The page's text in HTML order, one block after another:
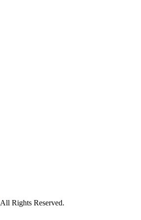
All Rights Reserved.